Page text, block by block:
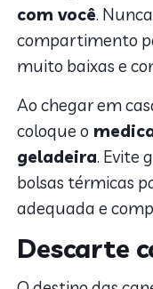
com você.
compartimento
muito baixas e
Ao chegar em
coloque o
geladeira. Evite
bolsas térmicas
adequada e
Descarte